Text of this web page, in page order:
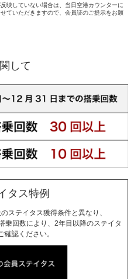
映していない場合は、当日空港カウンターに
ていただきますので、会員証のご提示をお願
して
タス特例
ステイタス獲得条件と異なり、
乗回数により、2年目以降のステイタ
確認ください。